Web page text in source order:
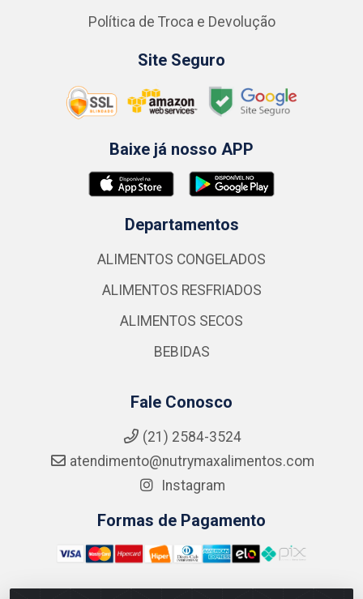
Política de Troca e Devolução
Site Seguro
Baixe já nosso APP
Departamentos
ALIMENTOS CONGELADOS
ALIMENTOS RESFRIADOS
ALIMENTOS SECOS
BEBIDAS
Fale Conosco
(21) 2584-3524
atendimento@nutrymaxalimentos.com
Instagram
Formas de Pagamento